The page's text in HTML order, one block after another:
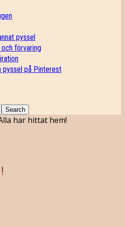
pyssel
förvaring
pyssel på Pinterest
har hittat hem!